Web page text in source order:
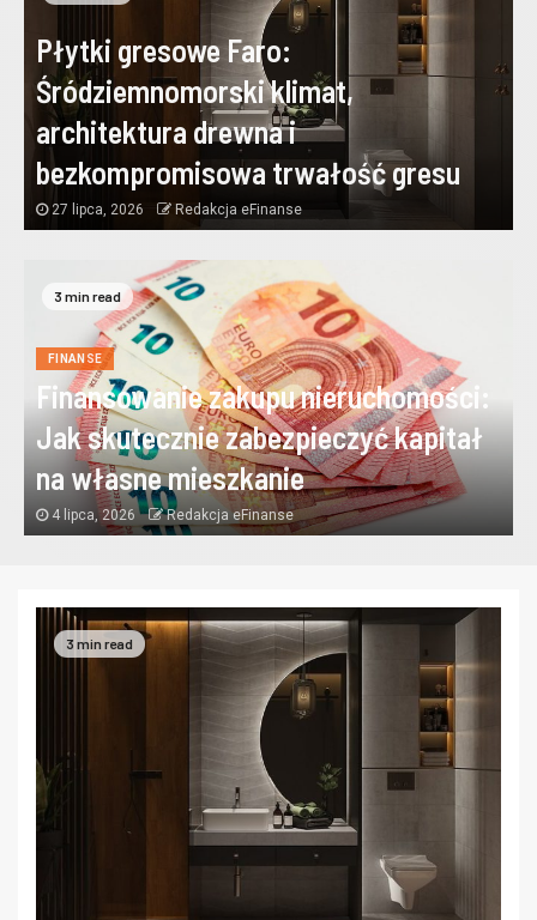
Płytki gresowe Faro:
Śródziemnomorski klimat,
architektura drewna i
bezkompromisowa trwałość gresu
27 lipca, 2026 Redakcja eFinanse
3 min read
FINANSE
Finansowanie zakupu nieruchomości:
Jak skutecznie zabezpieczyć kapitał
na własne mieszkanie
4 lipca, 2026 Redakcja eFinanse
3 min read